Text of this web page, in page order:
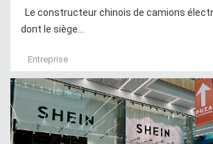
Le constructeur chinois de camions
dont le siège...
Entreprise